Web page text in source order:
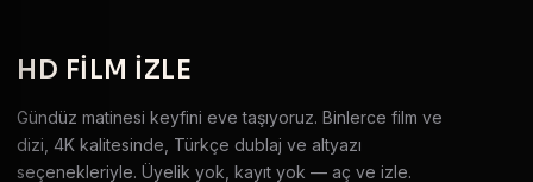
HD FILM IZLE
Gündüz matinesi keyfini eve taşıyoruz. Binlerce film ve
dizi, 4K kalitesinde, Türkçe dublaj ve altyazı
seçenekleriyle. Üyelik yok, kayıt yok — aç ve izle.